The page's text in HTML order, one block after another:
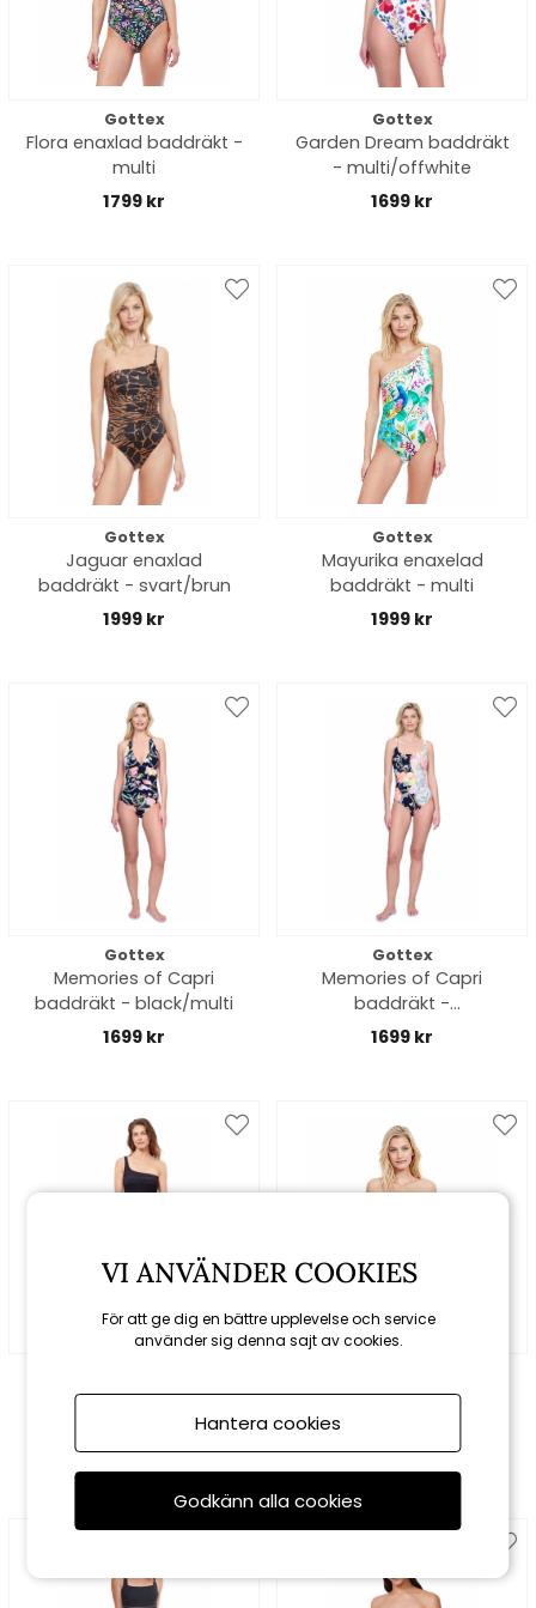
Gottex
Flora enaxlad baddräkt -
multi
1799 kr
Gottex
Garden Dream baddräkt
- multi/offwhite
1699 kr
Gottex
Jaguar enaxlad
baddräkt - svart/brun
1999 kr
Gottex
Mayurika enaxelad
baddräkt - multi
1999 kr
Gottex
Memories of Capri
baddräkt - black/multi
1699 kr
Gottex
Memories of Capri
baddräkt -
black/offwhite/multi
1699 kr
Phoebe enaxlad
baddräkt - svart
1699 kr
Serenity bandeau
baddräkt - multi
1999 kr
VI ANVÄNDER COOKIES
För att ge dig en bättre upplevelse och service
använder sig denna sajt av cookies.
Hantera cookies
Godkänn alla cookies